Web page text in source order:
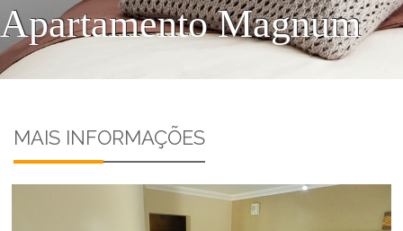
Apartamento Magnum
MAIS INFORMAÇÕES